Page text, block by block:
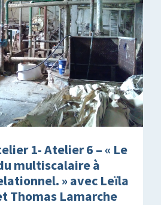
1- Atelier 6 – « Le
multiscalaire à
» avec Leïla
Thomas Lamarche